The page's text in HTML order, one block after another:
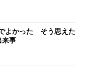
よかった そう思えた
事